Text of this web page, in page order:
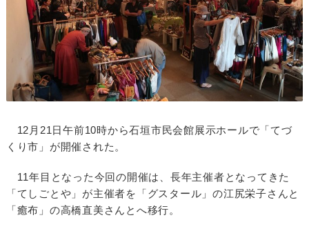
12月21日午前10時から石垣市民会館展示ホールで「てづ
くり市」が開催された。
11年目となった今回の開催は、長年主催者となってきた
「てしごとや」が主催者を「グスタール」の江尻栄子さんと
「癒布」の高橋直美さんとへ移行。